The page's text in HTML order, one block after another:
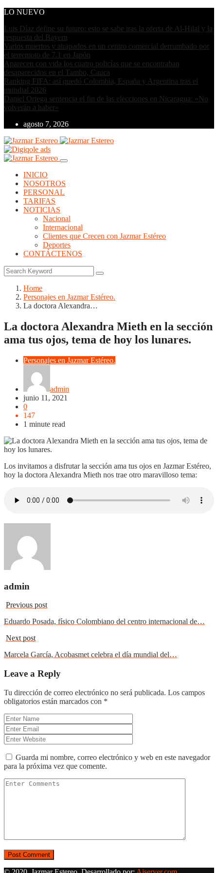
LO NUEVO
Luis Díaz define su futuro: esto se sabe tras la oferta de Al-Hilal y la
respuesta del Bayern
Varios muertos y atrapados en un centro comercial derrumbado por
el terremoto de 7.1 en Japón
Aparecen con vida los cuatro policías que se encontraban
desaparecidos en el Tambo, Cauca
Ranking FIFA: así quedó Colombia, España y Argentina tras el
mundial 2026
Daniel Ortega sentencia el fin de las elecciones en Nicaragua: «No
volverán a haber»
agosto 7, 2026
INICIO
NOSOTROS
PERSONAL
TARIFAS
NOTICIAS
Nacional
Internacional
Clientes que Crecen con Jazmar Estéreo
Deportes
CONTÁCTENOS
Home
Personajes en Jazmar Estéreo.
La doctora Alexandra…
La doctora Alexandra Mieth en la sección
ama tus ojos, tema de hoy los lunares.
Personajes en Jazmar Estéreo.
admin
junio 11, 2021
0
147
1 minute read
Los invitamos a disfrutar la sección ama tus ojos en Jazmar Estéreo,
hoy la doctora Alexandra Mieth nos trae otro maravilloso tema:
admin
Previous post
Eduardo Posada, físico Colombiano del centro internacional de…
Next post
Marcela García, Acobasmet celebra el día mundial del…
Leave a Reply
Tu dirección de correo electrónico no será publicada. Los campos
obligatorios están marcados con *
Guarda mi nombre, correo electrónico y web en este navegador
para la próxima vez que comente.